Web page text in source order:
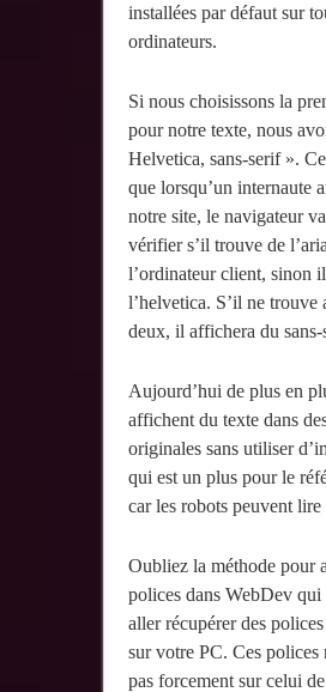
installées par défaut sur
ordinateurs.
Si nous choisissons la
pour notre texte, nous
Helvetica, sans-serif ».
que lorsqu’un internaute
notre site, le navigateur
vérifier s’il trouve de
l’ordinateur client, sinon
l’helvetica. S’il ne trouve
deux, il affichera du sans-
Aujourd’hui de plus en
affichent du texte dans
originales sans utiliser
qui est un plus pour le
car les robots peuvent lire
Oubliez la méthode pour
polices dans WebDev qui
aller récupérer des
sur votre PC. Ces polices
pas forcement sur celui de